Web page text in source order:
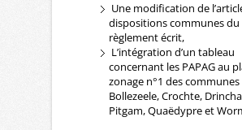
Une modification de
dispositions communes du
règlement écrit,
L’intégration d’un tableau
concernant les PAPAG au
zonage n°1 des communes
Bollezeele, Crochte,
Pitgam, Quaëdypre et